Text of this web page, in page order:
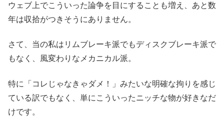
ウェブ上でこういった論争を目にすることも増え、あと数
年は収拾がつきそうにありません。
さて、当の私はリムブレーキ派でもディスクブレーキ派で
もなく、風変わりなメカニカル派。
特に「コレじゃなきゃダメ！」みたいな明確な拘りを感じ
ている訳でもなく、単にこういったニッチな物が好きなだ
けです。